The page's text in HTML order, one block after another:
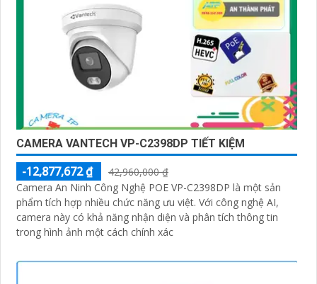
CAMERA VANTECH VP-C2398DP TIẾT KIỆM
-12,877,672 ₫
42,960,000 ₫
Camera An Ninh Công Nghệ POE VP-C2398DP là một sản
phẩm tích hợp nhiều chức năng ưu việt. Với công nghệ AI,
camera này có khả năng nhận diện và phân tích thông tin
trong hình ảnh một cách chính xác